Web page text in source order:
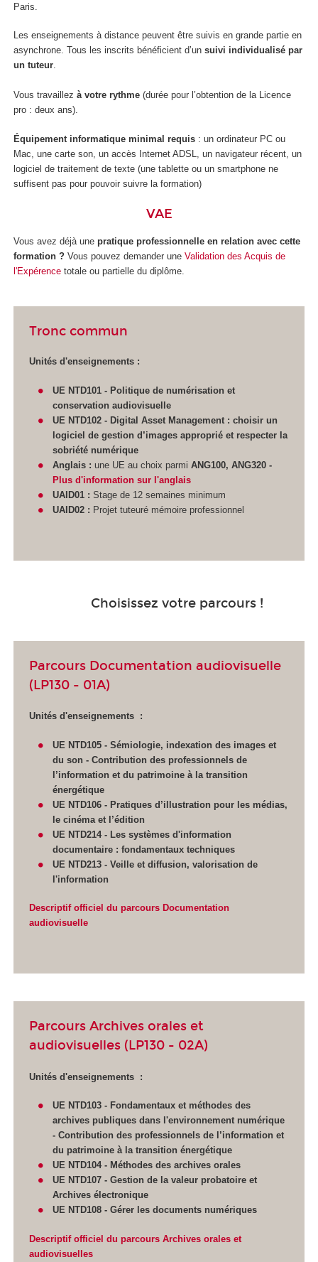
Paris.
Les enseignements à distance peuvent être suivis en grande partie en
asynchrone. Tous les inscrits bénéficient d’un suivi individualisé par
un tuteur.
Vous travaillez à votre rythme (durée pour l’obtention de la Licence
pro : deux ans).
Équipement informatique minimal requis : un ordinateur PC ou
Mac, une carte son, un accès Internet ADSL, un navigateur récent, un
logiciel de traitement de texte (une tablette ou un smartphone ne
suffisent pas pour pouvoir suivre la formation)
VAE
Vous avez déjà une pratique professionnelle en relation avec cette
formation ? Vous pouvez demander une Validation des Acquis de
l'Expérence totale ou partielle du diplôme.
Tronc commun
Unités d'enseignements :
UE NTD101 - Politique de numérisation et
conservation audiovisuelle
UE NTD102 - Digital Asset Management : choisir un
logiciel de gestion d’images approprié et respecter la
sobriété numérique
Anglais : une UE au choix parmi ANG100, ANG320 -
Plus d'information sur l'anglais
UAID01 : Stage de 12 semaines minimum
UAID02 : Projet tuteuré mémoire professionnel
Choisissez votre parcours !
Parcours Documentation audiovisuelle
(LP130 - 01A)
Unités d'enseignements :
UE NTD105 - Sémiologie, indexation des images et
du son - Contribution des professionnels de
l’information et du patrimoine à la transition
énergétique
UE NTD106 - Pratiques d’illustration pour les médias,
le cinéma et l’édition
UE NTD214 - Les systèmes d'information
documentaire : fondamentaux techniques
UE NTD213 - Veille et diffusion, valorisation de
l'information
Descriptif officiel du parcours Documentation
audiovisuelle
Parcours Archives orales et
audiovisuelles (LP130 - 02A)
Unités d'enseignements :
UE NTD103 - Fondamentaux et méthodes des
archives publiques dans l'environnement numérique
- Contribution des professionnels de l’information et
du patrimoine à la transition énergétique
UE NTD104 - Méthodes des archives orales
UE NTD107 - Gestion de la valeur probatoire et
Archives électronique
UE NTD108 - Gérer les documents numériques
Descriptif officiel du parcours Archives orales et
audiovisuelles